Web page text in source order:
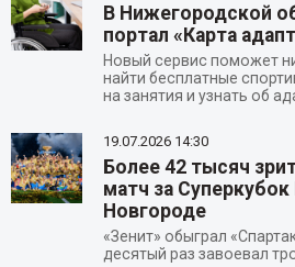
В Нижегородской
портал «Карта
Новый сервис поможет
найти бесплатные
на занятия и узнать об
19.07.2026 14:30
Более 42 тысяч
матч за
Новгороде
«Зенит» обыграл
десятый раз завоевал